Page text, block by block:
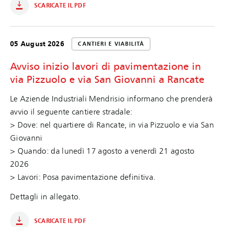
SCARICATE IL PDF
05 August 2026 CANTIERI E VIABILITÀ
Avviso inizio lavori di pavimentazione in
via Pizzuolo e via San Giovanni a Rancate
Le Aziende Industriali Mendrisio informano che prenderà
avvio il seguente cantiere stradale:
> Dove: nel quartiere di Rancate, in via Pizzuolo e via San
Giovanni
> Quando: da lunedì 17 agosto a venerdì 21 agosto
2026
> Lavori: Posa pavimentazione definitiva.
Dettagli in allegato.
SCARICATE IL PDF